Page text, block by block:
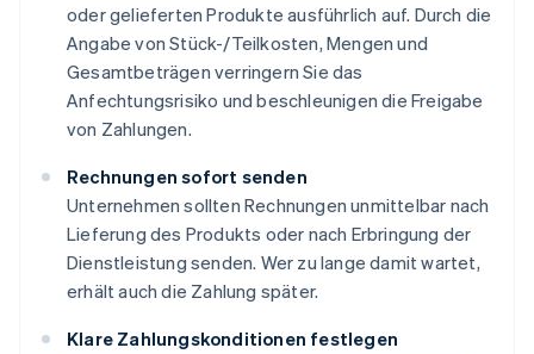
oder gelieferten Produkte ausführlich auf. Durch die
Angabe von Stück-/Teilkosten, Mengen und
Gesamtbeträgen verringern Sie das
Anfechtungsrisiko und beschleunigen die Freigabe
von Zahlungen.
Rechnungen sofort senden
Unternehmen sollten Rechnungen unmittelbar nach
Lieferung des Produkts oder nach Erbringung der
Dienstleistung senden. Wer zu lange damit wartet,
erhält auch die Zahlung später.
Klare Zahlungskonditionen festlegen